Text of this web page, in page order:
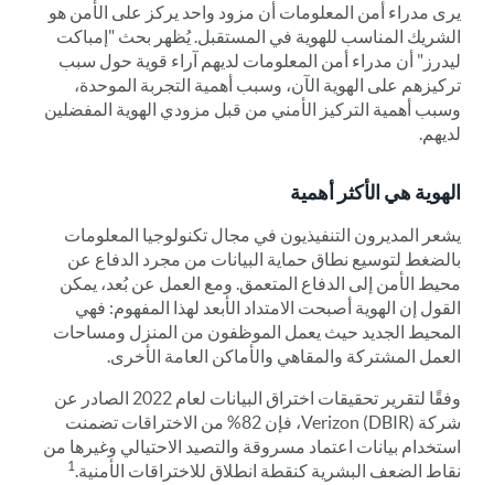
يرى مدراء أمن المعلومات أن مزود واحد يركز على الأمن هو
الشريك المناسب للهوية في المستقبل. يُظهر بحث "إمباكت
ليدرز" أن مدراء أمن المعلومات لديهم آراء قوية حول سبب
تركيزهم على الهوية الآن، وسبب أهمية التجربة الموحدة،
وسبب أهمية التركيز الأمني من قبل مزودي الهوية المفضلين
لديهم.
الهوية هي الأكثر أهمية
يشعر المديرون التنفيذيون في مجال تكنولوجيا المعلومات
بالضغط لتوسيع نطاق حماية البيانات من مجرد الدفاع عن
محيط الأمن إلى الدفاع المتعمق. ومع العمل عن بُعد، يمكن
القول إن الهوية أصبحت الامتداد الأبعد لهذا المفهوم: فهي
المحيط الجديد حيث يعمل الموظفون من المنزل ومساحات
العمل المشتركة والمقاهي والأماكن العامة الأخرى.
وفقًا لتقرير تحقيقات اختراق البيانات لعام 2022 الصادر عن
شركة Verizon (DBIR)، فإن 82% من الاختراقات تضمنت
استخدام بيانات اعتماد مسروقة والتصيد الاحتيالي وغيرها من
نقاط الضعف البشرية كنقطة انطلاق للاختراقات الأمنية. 1